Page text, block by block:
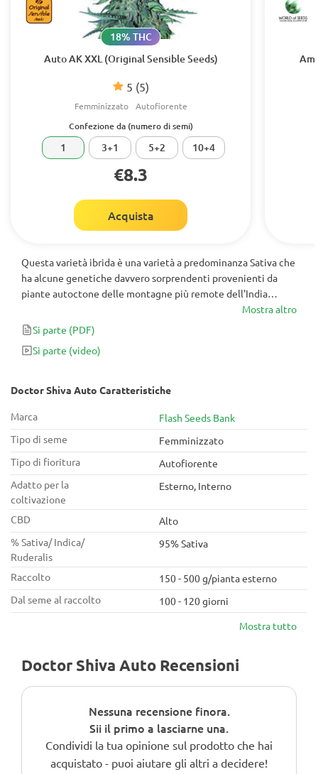
Auto AK XXL (Original Sensible Seeds)
5 (5)
18% THC
Femminizzato Autofiorente
Confezione da (numero di semi)
1 3+1 5+2 10+4
€8.3
Acquista
Questa varietà ibrida è una varietà a predominanza Sativa che
ha alcune genetiche davvero sorprendenti provenienti da
piante autoctone delle montagne più remote dell'India
settentrionale... La pianta originale Garhwali Shiva che è stata
utilizzata per creare questo ibrido si è adattata al clima rigido
e le alte quote dell'Himalaya. Un vero guerriero!
Mostra altro
Si parte (PDF)
Si parte (video)
Doctor Shiva Auto Caratteristiche
Marca
Flash Seeds Bank
Tipo di seme
Femminizzato
Tipo di fioritura
Autofiorente
Adatto per la
coltivazione
Esterno, Interno
CBD
Alto
% Sativa/ Indica/
Ruderalis
95% Sativa
Raccolto
150 - 500 g/pianta esterno
Dal seme al raccolto
100 - 120 giorni
Mostra tutto
Doctor Shiva Auto Recensioni
Nessuna recensione finora.
Sii il primo a lasciarne una.
Condividi la tua opinione sul prodotto che hai
acquistato - puoi aiutare gli altri a decidere!